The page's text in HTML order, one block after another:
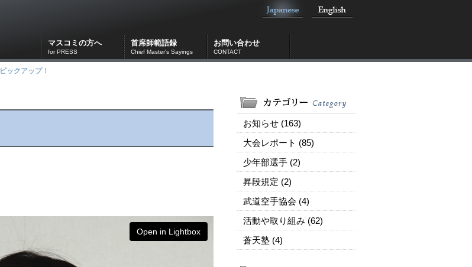
マスコミの方へ
for PRESS
首席師範語録
Chief Master's Sayings
お問い合わせ
CONTACT
ックアップ！
Open in Lightbox
お知らせ (163)
大会レポート (85)
少年部選手 (2)
昇段規定 (2)
武道空手協会 (4)
活動や取り組み (62)
蒼天塾 (4)